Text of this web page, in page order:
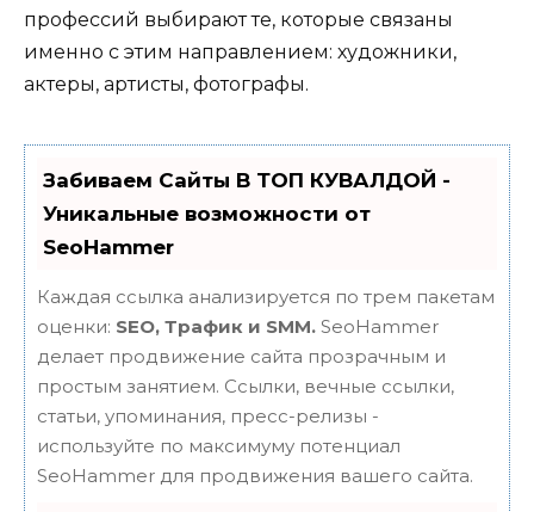
профессий выбирают те, которые связаны
именно с этим направлением: художники,
актеры, артисты, фотографы.
Забиваем Сайты В ТОП КУВАЛДОЙ -
Уникальные возможности от
SeoHammer
Каждая ссылка анализируется по трем пакетам
оценки: SEO, Трафик и SMM. SeoHammer
делает продвижение сайта прозрачным и
простым занятием. Ссылки, вечные ссылки,
статьи, упоминания, пресс-релизы -
используйте по максимуму потенциал
SeoHammer для продвижения вашего сайта.